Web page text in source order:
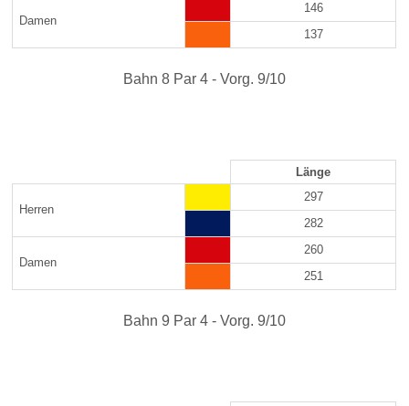
Damen
146
137
Bahn 8 Par 4 - Vorg. 9/10
Länge
Herren
297
282
Damen
260
251
Bahn 9 Par 4 - Vorg. 9/10